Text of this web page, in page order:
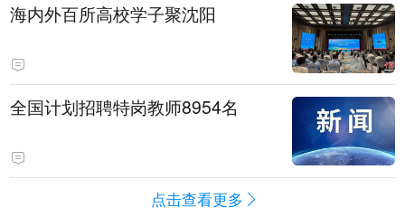
海内外百所高校学子聚沈阳
全国计划招聘特岗教师8954名
点击查看更多